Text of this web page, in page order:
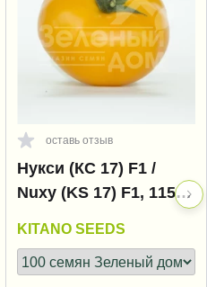
оставь отзыв
Нукси (КС 17) F1 /
Nuxy (KS 17) F1, 115-
KITANO SEEDS